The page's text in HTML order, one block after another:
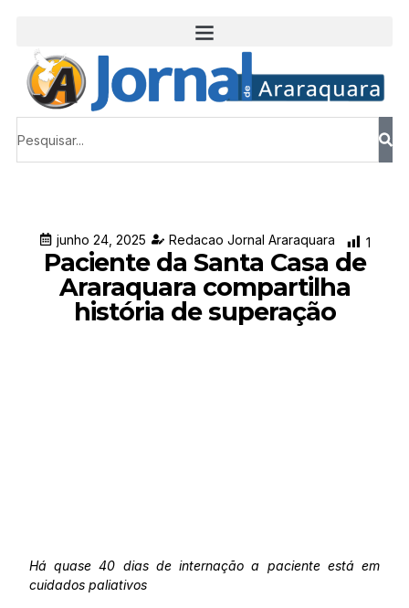
junho 24, 2025 Redacao Jornal Araraquara 1
Paciente da Santa Casa de
Araraquara compartilha
história de superação
Há quase 40 dias de internação a paciente está em
cuidados paliativos